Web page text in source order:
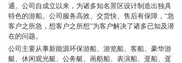
通。公司自成立以来，为诸多知名景区设计制造出独具
特色的游船。公司服务高效、交货快、售后有保障，“急
客户之所急，想客户之所想”为客户解决了诸多已知及潜
在的问题。
公司主要从事新能源环保游船、游览船、客船、豪华游
艇、休闲观光艇、公务艇、 画舫船 、表演船、趸船、趸